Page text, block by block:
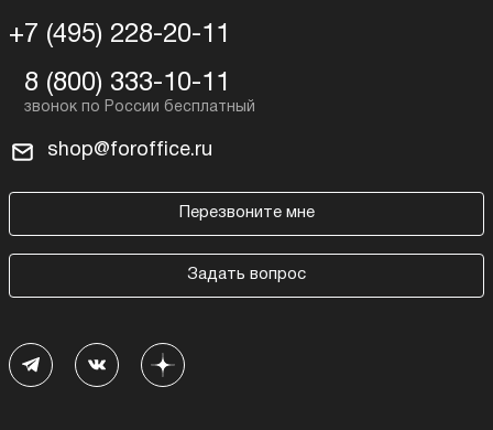
+7 (495) 228-20-11
8 (800) 333-10-11
shop@foroffice.ru
Перезвоните мне
Задать вопрос